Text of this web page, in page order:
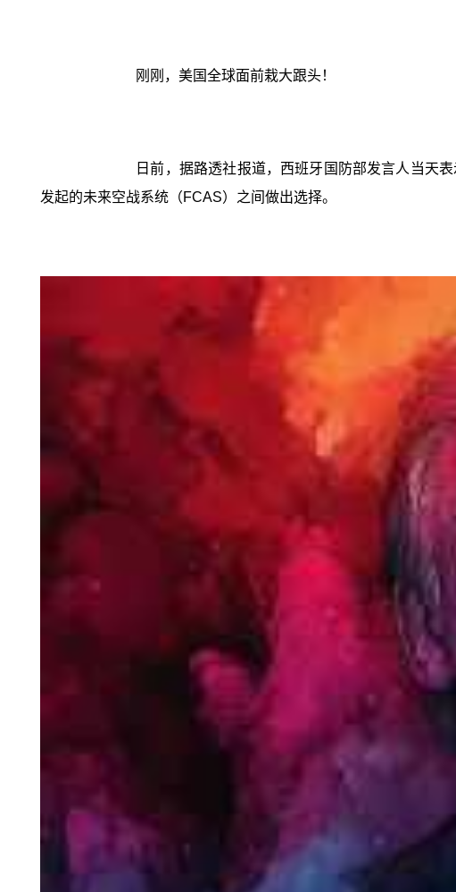
刚刚，美国全球面前栽大跟头！
日前，据路透社报道，西班牙国防部发言人当天
发起的未来空战系统（FCAS）之间做出选择。